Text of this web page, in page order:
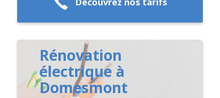
Rénovation
électrique à
Domesmont